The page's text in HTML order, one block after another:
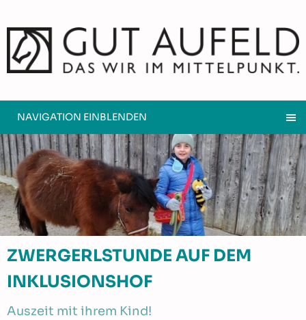
NAVIGATION EINBLENDEN
ZWERGERLSTUNDE AUF DEM
INKLUSIONSHOF
Auszeit mit ihrem Kind!